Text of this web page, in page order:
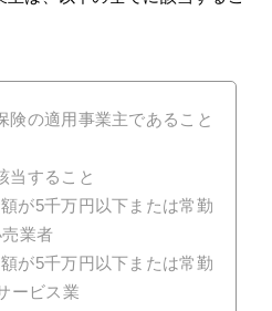
険の適用事業主であること
当すること
5千万円以下または常勤
業者
5千万円以下または常勤
ービス業